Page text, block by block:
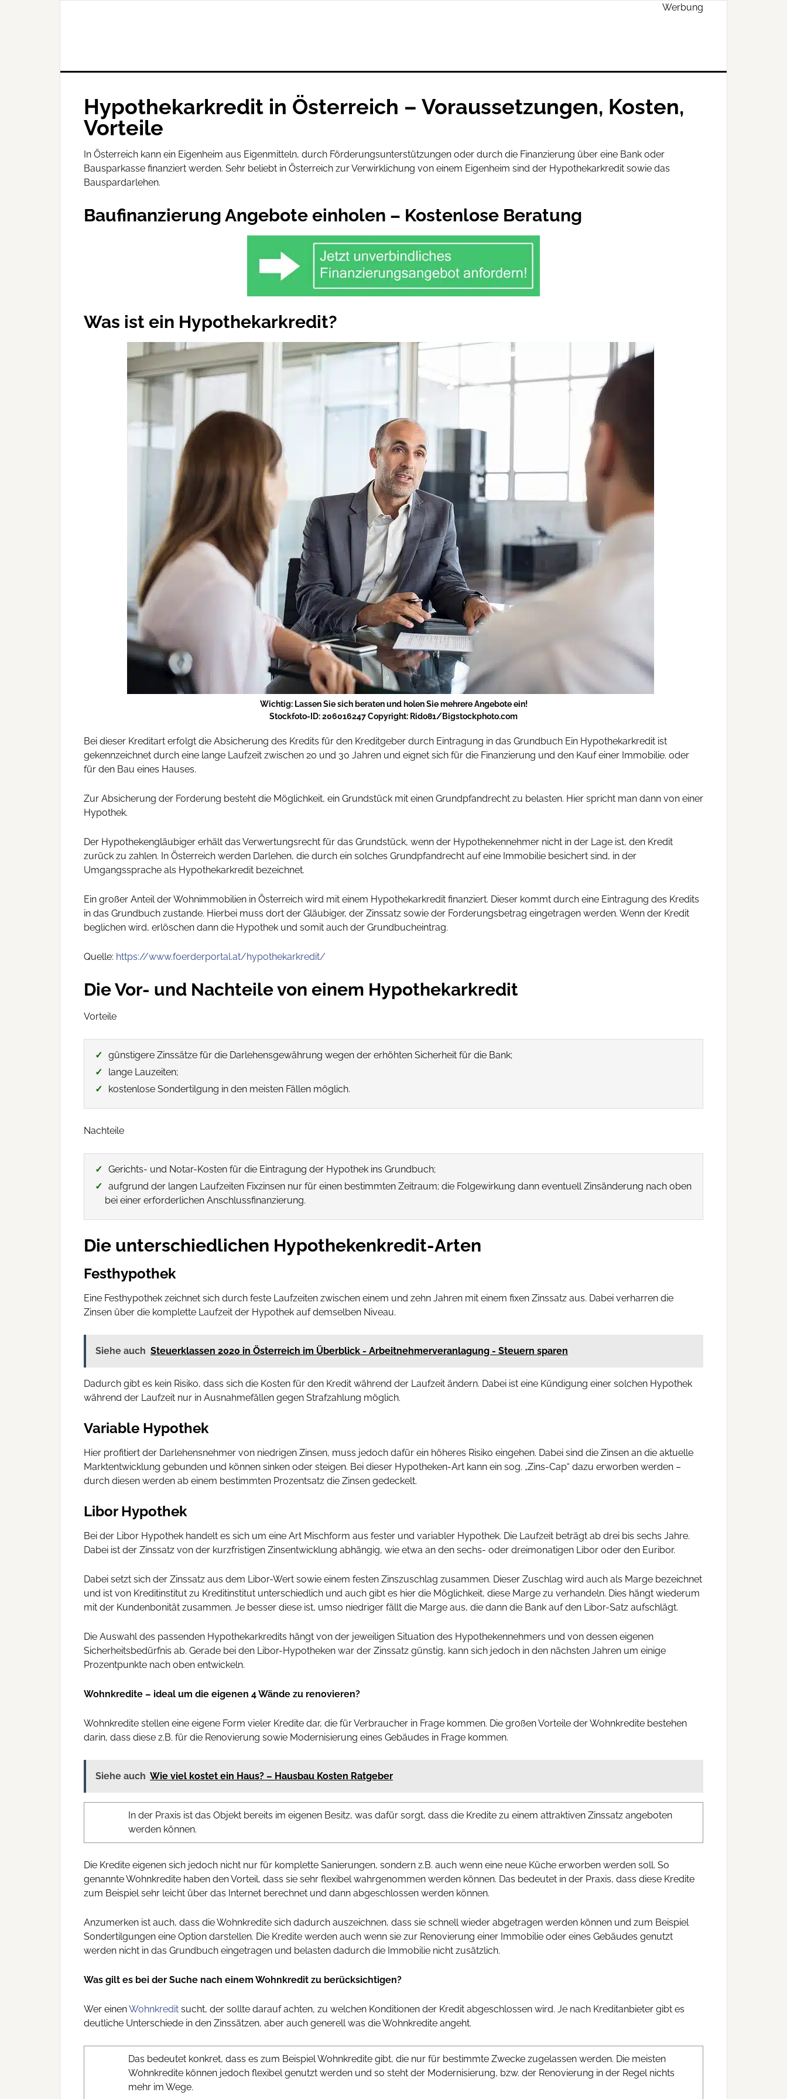
Werbung
Hypothekarkredit in Österreich – Voraussetzungen, Kosten,
Vorteile
In Österreich kann ein Eigenheim aus Eigenmitteln, durch Förderungsunterstützungen oder durch die Finanzierung über eine Bank oder
Bausparkasse finanziert werden. Sehr beliebt in Österreich zur Verwirklichung von einem Eigenheim sind der Hypothekarkredit sowie das
Bauspardarlehen.
Baufinanzierung Angebote einholen – Kostenlose Beratung
Was ist ein Hypothekarkredit?
Wichtig: Lassen Sie sich beraten und holen Sie mehrere Angebote ein!
Stockfoto-ID: 206016247 Copyright: Rido81/Bigstockphoto.com
Bei dieser Kreditart erfolgt die Absicherung des Kredits für den Kreditgeber durch Eintragung in das Grundbuch Ein Hypothekarkredit ist
gekennzeichnet durch eine lange Laufzeit zwischen 20 und 30 Jahren und eignet sich für die Finanzierung und den Kauf einer Immobilie. oder
für den Bau eines Hauses.
Zur Absicherung der Forderung besteht die Möglichkeit, ein Grundstück mit einen Grundpfandrecht zu belasten. Hier spricht man dann von einer
Hypothek.
Der Hypothekengläubiger erhält das Verwertungsrecht für das Grundstück, wenn der Hypothekennehmer nicht in der Lage ist, den Kredit
zurück zu zahlen. In Österreich werden Darlehen, die durch ein solches Grundpfandrecht auf eine Immobilie besichert sind, in der
Umgangssprache als Hypothekarkredit bezeichnet.
Ein großer Anteil der Wohnimmobilien in Österreich wird mit einem Hypothekarkredit finanziert. Dieser kommt durch eine Eintragung des Kredits
in das Grundbuch zustande. Hierbei muss dort der Gläubiger, der Zinssatz sowie der Forderungsbetrag eingetragen werden. Wenn der Kredit
beglichen wird, erlöschen dann die Hypothek und somit auch der Grundbucheintrag.
Quelle: https://www.foerderportal.at/hypothekarkredit/
Die Vor- und Nachteile von einem Hypothekarkredit
Vorteile
günstigere Zinssätze für die Darlehensgewährung wegen der erhöhten Sicherheit für die Bank;
lange Lauzeiten;
kostenlose Sondertilgung in den meisten Fällen möglich.
Nachteile
Gerichts- und Notar-Kosten für die Eintragung der Hypothek ins Grundbuch;
aufgrund der langen Laufzeiten Fixzinsen nur für einen bestimmten Zeitraum; die Folgewirkung dann eventuell Zinsänderung nach oben
bei einer erforderlichen Anschlussfinanzierung.
Die unterschiedlichen Hypothekenkredit-Arten
Festhypothek
Eine Festhypothek zeichnet sich durch feste Laufzeiten zwischen einem und zehn Jahren mit einem fixen Zinssatz aus. Dabei verharren die
Zinsen über die komplette Laufzeit der Hypothek auf demselben Niveau.
Siehe auch Steuerklassen 2020 in Österreich im Überblick - Arbeitnehmerveranlagung - Steuern sparen
Dadurch gibt es kein Risiko, dass sich die Kosten für den Kredit während der Laufzeit ändern. Dabei ist eine Kündigung einer solchen Hypothek
während der Laufzeit nur in Ausnahmefällen gegen Strafzahlung möglich.
Variable Hypothek
Hier profitiert der Darlehensnehmer von niedrigen Zinsen, muss jedoch dafür ein höheres Risiko eingehen. Dabei sind die Zinsen an die aktuelle
Marktentwicklung gebunden und können sinken oder steigen. Bei dieser Hypotheken-Art kann ein sog. „Zins-Cap“ dazu erworben werden –
durch diesen werden ab einem bestimmten Prozentsatz die Zinsen gedeckelt.
Libor Hypothek
Bei der Libor Hypothek handelt es sich um eine Art Mischform aus fester und variabler Hypothek. Die Laufzeit beträgt ab drei bis sechs Jahre.
Dabei ist der Zinssatz von der kurzfristigen Zinsentwicklung abhängig, wie etwa an den sechs- oder dreimonatigen Libor oder den Euribor.
Dabei setzt sich der Zinssatz aus dem Libor-Wert sowie einem festen Zinszuschlag zusammen. Dieser Zuschlag wird auch als Marge bezeichnet
und ist von Kreditinstitut zu Kreditinstitut unterschiedlich und auch gibt es hier die Möglichkeit, diese Marge zu verhandeln. Dies hängt wiederum
mit der Kundenbonität zusammen. Je besser diese ist, umso niedriger fällt die Marge aus, die dann die Bank auf den Libor-Satz aufschlägt.
Die Auswahl des passenden Hypothekarkredits hängt von der jeweiligen Situation des Hypothekennehmers und von dessen eigenen
Sicherheitsbedürfnis ab. Gerade bei den Libor-Hypotheken war der Zinssatz günstig, kann sich jedoch in den nächsten Jahren um einige
Prozentpunkte nach oben entwickeln.
Wohnkredite – ideal um die eigenen 4 Wände zu renovieren?
Wohnkredite stellen eine eigene Form vieler Kredite dar, die für Verbraucher in Frage kommen. Die großen Vorteile der Wohnkredite bestehen
darin, dass diese z.B. für die Renovierung sowie Modernisierung eines Gebäudes in Frage kommen.
Siehe auch Wie viel kostet ein Haus? – Hausbau Kosten Ratgeber
In der Praxis ist das Objekt bereits im eigenen Besitz, was dafür sorgt, dass die Kredite zu einem attraktiven Zinssatz angeboten
werden können.
Die Kredite eigenen sich jedoch nicht nur für komplette Sanierungen, sondern z.B. auch wenn eine neue Küche erworben werden soll. So
genannte Wohnkredite haben den Vorteil, dass sie sehr flexibel wahrgenommen werden können. Das bedeutet in der Praxis, dass diese Kredite
zum Beispiel sehr leicht über das Internet berechnet und dann abgeschlossen werden können.
Anzumerken ist auch, dass die Wohnkredite sich dadurch auszeichnen, dass sie schnell wieder abgetragen werden können und zum Beispiel
Sondertilgungen eine Option darstellen. Die Kredite werden auch wenn sie zur Renovierung einer Immobilie oder eines Gebäudes genutzt
werden nicht in das Grundbuch eingetragen und belasten dadurch die Immobilie nicht zusätzlich.
Was gilt es bei der Suche nach einem Wohnkredit zu berücksichtigen?
Wer einenWohnkredit sucht, der sollte darauf achten, zu welchen Konditionen der Kredit abgeschlossen wird. Je nach Kreditanbieter gibt es
deutliche Unterschiede in den Zinssätzen, aber auch generell was die Wohnkredite angeht.
Das bedeutet konkret, dass es zum Beispiel Wohnkredite gibt, die nur für bestimmte Zwecke zugelassen werden. Die meisten
Wohnkredite können jedoch flexibel genutzt werden und so steht der Modernisierung, bzw. der Renovierung in der Regel nichts
mehr im Wege.